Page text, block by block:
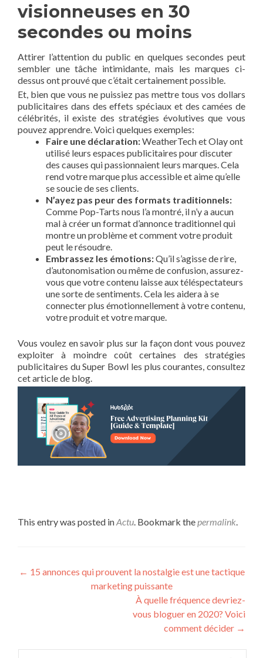
visionneuses en 30
secondes ou moins
Attirer l’attention du public en quelques secondes peut
sembler une tâche intimidante, mais les marques ci-
dessus ont prouvé que c’était certainement possible.
Et, bien que vous ne puissiez pas mettre tous vos dollars
publicitaires dans des effets spéciaux et des camées de
célébrités, il existe des stratégies évolutives que vous
pouvez apprendre. Voici quelques exemples:
Faire une déclaration:WeatherTech et Olay ont
utilisé leurs espaces publicitaires pour discuter
des causes qui passionnaient leurs marques. Cela
rend votre marque plus accessible et aime qu’elle
se soucie de ses clients.
N’ayez pas peur des formats traditionnels:
Comme Pop-Tarts nous l’a montré, il n’y a aucun
mal à créer un format d’annonce traditionnel qui
montre un problème et comment votre produit
peut le résoudre.
Embrassez les émotions:Qu’il s’agisse de rire,
d’autonomisation ou même de confusion, assurez-
vous que votre contenu laisse aux téléspectateurs
une sorte de sentiments. Cela les aidera à se
connecter plus émotionnellement à votre contenu,
votre produit et votre marque.
Vous voulez en savoir plus sur la façon dont vous pouvez
exploiter à moindre coût certaines des stratégies
publicitaires du Super Bowl les plus courantes, consultez
cet article de blog.
This entry was posted inActu. Bookmark thepermalink.
Post navigation
← 15 annonces qui prouvent la nostalgie est une tactique
marketing puissante
À quelle fréquence devriez-
vous bloguer en 2020? Voici
comment décider →